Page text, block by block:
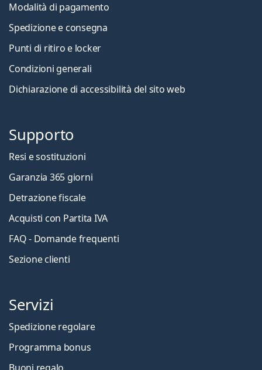
Modalità di pagamento
Spedizione e consegna
Punti di ritiro e locker
Condizioni generali
Dichiarazione di accessibilità del sito web
Supporto
Resi e sostituzioni
Garanzia 365 giorni
Detrazione fiscale
Acquisti con Partita IVA
FAQ - Domande frequenti
Sezione clienti
Servizi
Spedizione regolare
Programma bonus